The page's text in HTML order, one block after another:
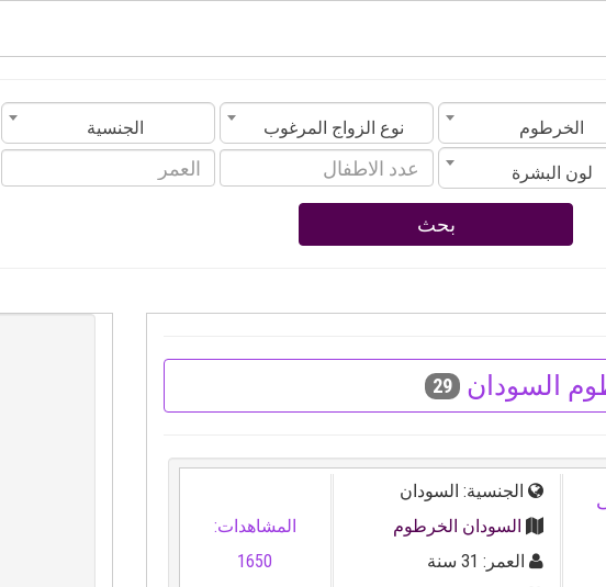
الخرطوم نوع الزواج المرغوب الجنسية
لون البشرة
بحث
السودان 29
الجنسية: السودان
السودان الخرطوم
العمر: 31 سنة
المشاهدات:
1650